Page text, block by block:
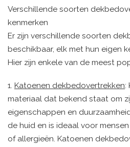
Verschillende soorten
kenmerken
Er zijn verschillende soorten
beschikbaar, elk met hun eigen
Hier zijn enkele van de meest
1. Katoenen dekbedovertrekken:
materiaal dat bekend staat om
eigenschappen en
de huid en is ideaal voor
of allergieën. Katoenen